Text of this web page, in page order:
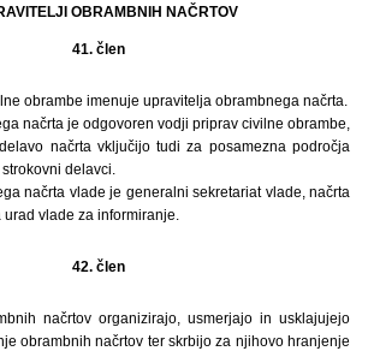
OBRAMBNIH NAČRTOV
41. člen
obrambe imenuje upravitelja obrambnega načrta.
načrta je odgovoren vodji priprav civilne obrambe,
načrta vključijo tudi za posamezna področja
delavci.
načrta vlade je generalni sekretariat vlade, načrta
vlade za informiranje.
42. člen
načrtov organizirajo, usmerjajo in usklajujejo
obrambnih načrtov ter skrbijo za njihovo hranjenje